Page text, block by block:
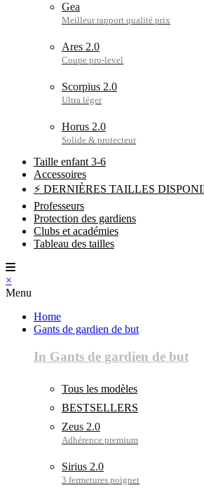
Gea
Ares 2.0
Scorpius 2.0
Horus 2.0
Taille enfant 3-6
Accessoires
⚡ DERNIÈRES TAILLES
Professeurs
Protection des gardiens
Clubs et académies
Tableau des tailles
×
Menu
Home
Gants de gardien de but
In Gants de gardien de but
Tous les modèles
BESTSELLERS
Zeus 2.0
Sirius 2.0